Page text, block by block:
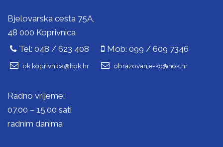
Bjelovarska cesta 75A,
48 000 Koprivnica
Tel: 048 / 623 408
Mob: 099 / 609 7346
ok.koprivnica@hok.hr obrazovanje-kc@hok.hr
Radno vrijeme:
07.00 – 15.00 sati
radnim danima